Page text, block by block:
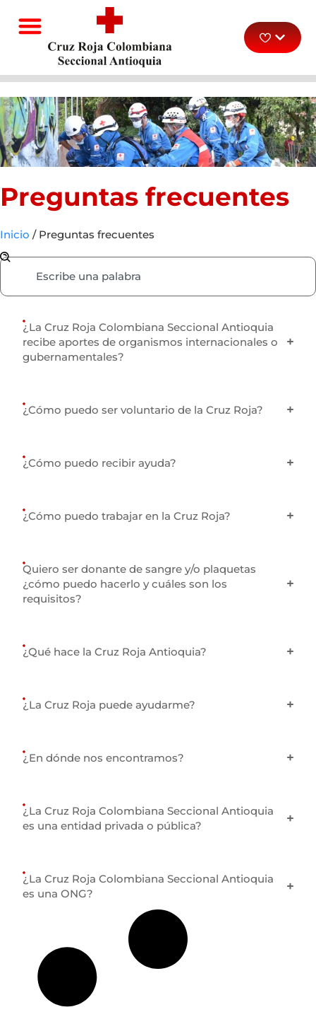
Preguntas frecuentes
Inicio / Preguntas frecuentes
¿La Cruz Roja Colombiana Seccional Antioquia
recibe aportes de organismos internacionales o
gubernamentales?
¿Cómo puedo ser voluntario de la Cruz Roja?
¿Cómo puedo recibir ayuda?
¿Cómo puedo trabajar en la Cruz Roja?
Quiero ser donante de sangre y/o plaquetas
¿cómo puedo hacerlo y cuáles son los
requisitos?
¿Qué hace la Cruz Roja Antioquia?
¿La Cruz Roja puede ayudarme?
¿En dónde nos encontramos?
¿La Cruz Roja Colombiana Seccional Antioquia
es una entidad privada o pública?
¿La Cruz Roja Colombiana Seccional Antioquia
es una ONG?